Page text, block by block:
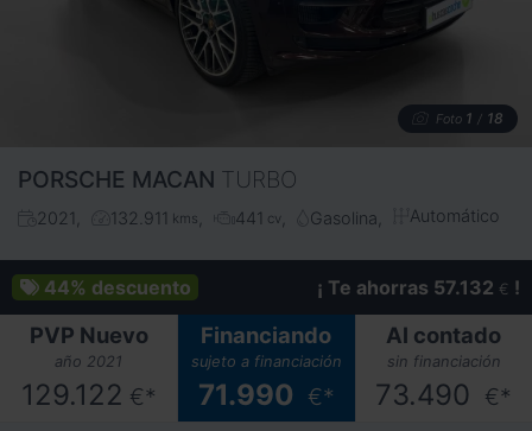
Foto 1 / 18
PORSCHE MACAN TURBO
2021 132.911 kms 441 cv Gasolina Automático
44% descuento ¡ Te ahorras 57.132 € !
PVP Nuevo
año 2021
129.122 €*
Financiando
sujeto a financiación
71.990 €*
Al contado
sin financiación
73.490 €*